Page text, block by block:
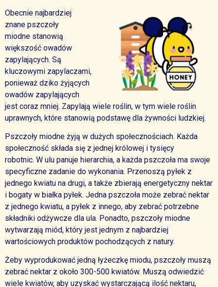
Obecnie najbardziej
znane pszczoły
miodne stanowią
większość owadów
zapylających. Są
kluczowymi zapylaczami,
ponieważ dziko żyjących
owadów zapylających
jest coraz mniej. Zapylają wiele roślin, w tym wiele roślin
uprawnych, które stanowią podstawę dla żywności ludzkiej.
Pszczoły miodne żyją w dużych społecznościach. Każda
społeczność składa się z jednej królowej i tysięcy
robotnic. W ulu panuje hierarchia, a każda pszczoła ma swoje
specyficzne zadanie do wykonania. Przenoszą pyłek z
jednego kwiatu na drugi, a także zbierają energetyczny nektar
i bogaty w białka pyłek. Jedna pszczoła może zebrać nektar
z jednego kwiatu, a pyłek z innego, aby zebrać potrzebne
składniki odżywcze dla ula. Ponadto, pszczoły miodne
wytwarzają miód, który jest jednym z najbardziej
wartościowych produktów pochodzących z natury.
Żeby wyprodukować jedną łyżeczkę miodu, pszczoły muszą
zebrać nektar z około 300-500 kwiatów. Muszą odwiedzić
wiele kwiatów, aby uzyskać wystarczającą ilość nektaru,